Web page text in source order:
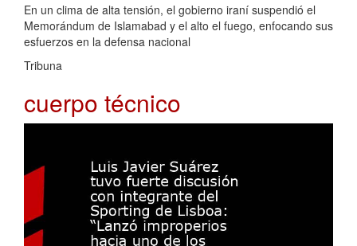
En un clima de alta tensión, el gobierno iraní suspendió el
Memorándum de Islamabad y el alto el fuego, enfocando sus
esfuerzos en la defensa nacional
Tribuna
cuerpo técnico